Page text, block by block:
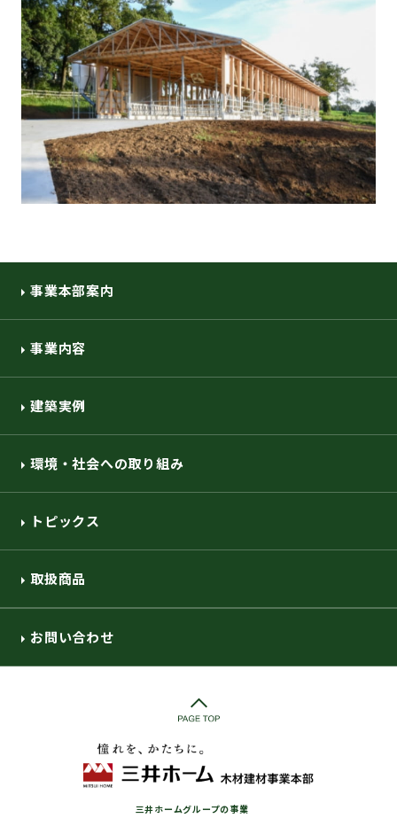
事業本部案内
事業内容
建築実例
環境・社会への取り組み
トピックス
取扱商品
お問い合わせ
三井ホームグループの事業